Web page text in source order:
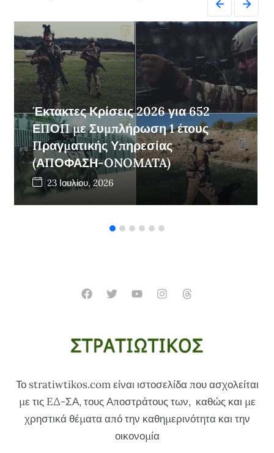
Έκτακτες Κρίσεις 2026 για 652
ΕΠΟΠ με Συμπλήρωση 1 έτους
Πραγματικής Υπηρεσίας
(ΑΠΟΦΑΣΗ-ONOMATA)
23 Ιουλίου, 2026
Το stratiwtikos.com είναι ιστοσελίδα που ασχολείται
με τις EΔ-ΣΑ, τους Αποστράτους των, καθώς και με
χρηστικά θέματα από την καθημερινότητα και την
οικονομία